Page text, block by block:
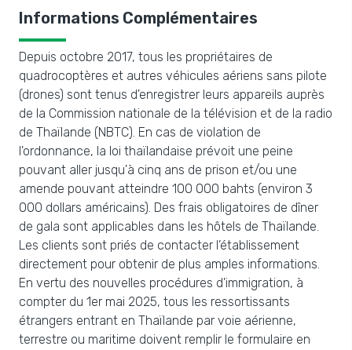
Informations Complémentaires
Depuis octobre 2017, tous les propriétaires de
quadrocoptères et autres véhicules aériens sans pilote
(drones) sont tenus d'enregistrer leurs appareils auprès
de la Commission nationale de la télévision et de la radio
de Thaïlande (NBTC). En cas de violation de
l'ordonnance, la loi thaïlandaise prévoit une peine
pouvant aller jusqu'à cinq ans de prison et/ou une
amende pouvant atteindre 100 000 bahts (environ 3
000 dollars américains). Des frais obligatoires de dîner
de gala sont applicables dans les hôtels de Thaïlande.
Les clients sont priés de contacter l’établissement
directement pour obtenir de plus amples informations.
En vertu des nouvelles procédures d'immigration, à
compter du 1er mai 2025, tous les ressortissants
étrangers entrant en Thaïlande par voie aérienne,
terrestre ou maritime doivent remplir le formulaire en